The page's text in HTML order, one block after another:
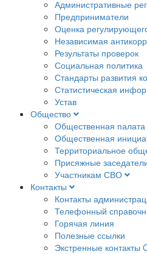
Административные
Предприниматели
Оценка
Независимая
Результаты проверок
Социальная политика
Стандарты развития
Статистическая
Устав
Общество
Общественная палата
Общественная
Территориальное
Присяжные
Участникам СВО
Контакты
Контакты
Телефонный
Горячая линия
Полезные ссылки
Экстренные контакты